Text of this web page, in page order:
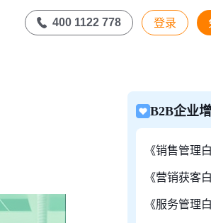
400 1122 778 登录
B2B企业
《销售管理
《营销获客
《服务管理